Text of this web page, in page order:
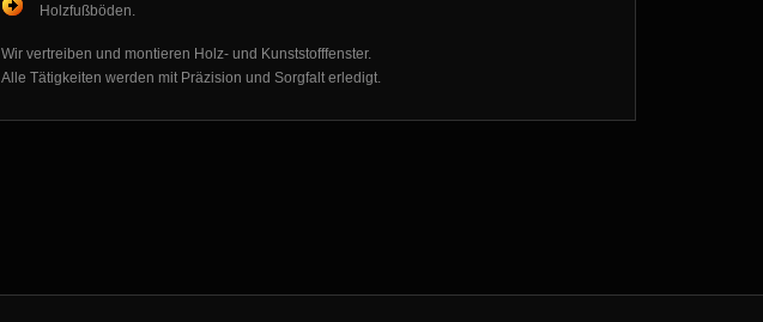
Holzfußböden.
Wir vertreiben und montieren Holz- und Kunststofffenster.
Alle Tätigkeiten werden mit Präzision und Sorgfalt erledigt.